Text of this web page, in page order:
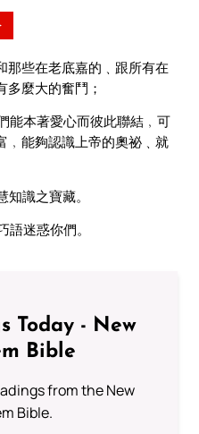
那些在老底嘉的﹑跟所有在
麼大的奮鬥；
能本著愛心而彼此聯結﹐可
﹐能夠認識上帝的奧祕﹑就
識之寶藏。
迷惑你們。
Today - New
Bible
from the New
Bible.